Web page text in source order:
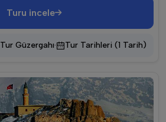
Turu incele
Tur Güzergahı· Tur Tarihleri (1 Tarih)